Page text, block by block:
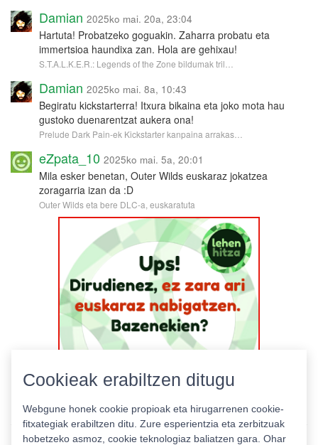
Damian 2025ko mai. 20a, 23:04
Hartuta! Probatzeko goguakin. Zaharra probatu eta
immertsioa haundixa zan. Hola are gehixau!
S.T.A.L.K.E.R.: Legends of the Zone bildumak tril…
Damian 2025ko mai. 8a, 10:43
Begiratu kickstarterra! Itxura bikaina eta joko mota hau
gustoko duenarentzat aukera ona!
Prelude Dark Pain-ek Kickstarter kanpaina arrakas…
eZpata_10 2025ko mai. 5a, 20:01
Mila esker benetan, Outer Wilds euskaraz jokatzea
zoragarria izan da :D
Outer Wilds eta bere DLC-a, euskaratuta
Cookieak erabiltzen ditugu
Webgune honek cookie propioak eta hirugarrenen cookie-
fitxategiak erabiltzen ditu. Zure esperientzia eta zerbitzuak
hobetzeko asmoz, cookie teknologiaz baliatzen gara. Ohar